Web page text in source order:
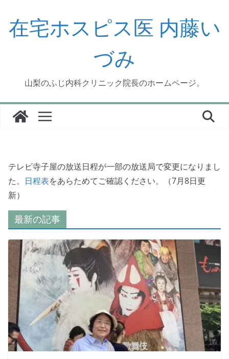
ッ
在宅ホスピス医 内藤い
づみ
山梨のふじ内科クリニック院長のホームページ。
テレビ寺子屋の放送日程が一部の放送局で変更になりまし
た。 日程表をあらためてご確認ください。（7月8日更
新）
最新の記事